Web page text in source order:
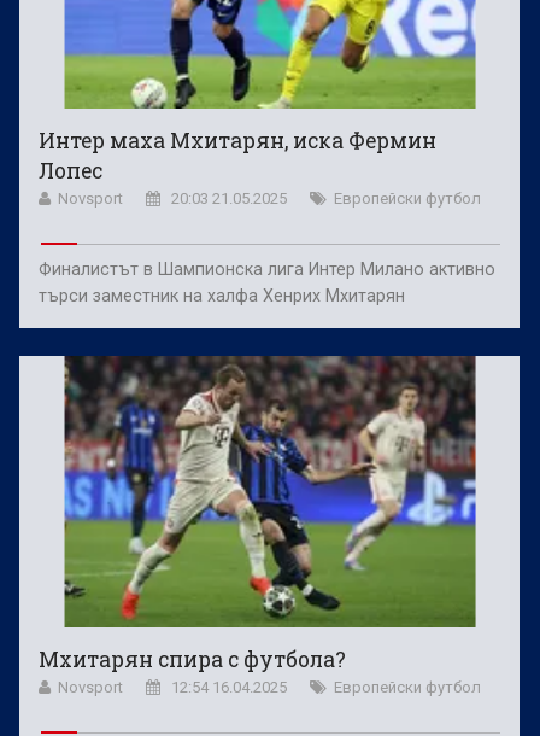
Интер маха Мхитарян, иска Фермин
Лопес
Novsport 20:03 21.05.2025 Европейски футбол
Финалистът в Шампионска лига Интер Милано активно
търси заместник на халфа Хенрих Мхитарян
Мхитарян спира с футбола?
Novsport 12:54 16.04.2025 Европейски футбол